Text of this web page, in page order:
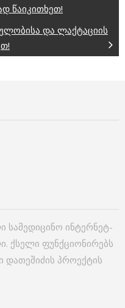
წაიკითხეთ!
და ლაქტაციის
სამედიცინო ინტერნეტ-
ქსელი ფუნქციონირებს
პროექტის